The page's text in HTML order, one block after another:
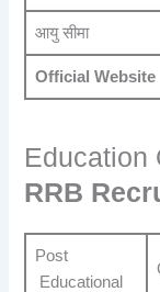
आयु सीमा
Official Website
Education
RRB
Post
Educational